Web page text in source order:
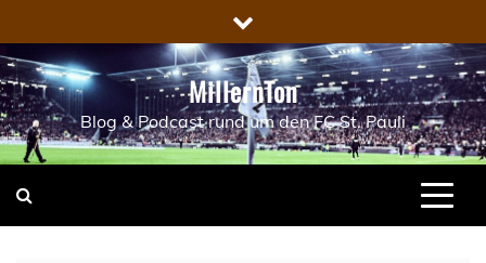
to
content
MillernTon
Blog & Podcast rund um den FC St. Pauli